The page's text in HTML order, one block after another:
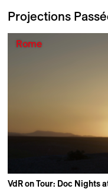
Projections
Rome
VdR on Tour: Doc Nights